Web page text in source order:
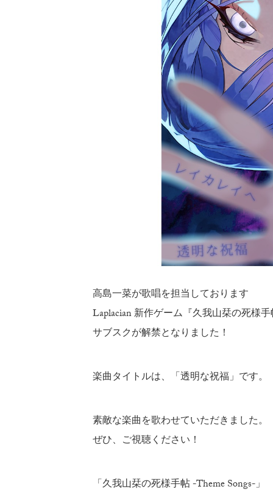
高島一菜が歌唱を担当しております
Laplacian 新作ゲーム『久我山栞の死様
サブスクが解禁となりました！
楽曲タイトルは、「透明な祝福」です。
素敵な楽曲を歌わせていただきました。
ぜひ、ご視聴ください！
「久我山栞の死様手帖 -Theme Songs-」